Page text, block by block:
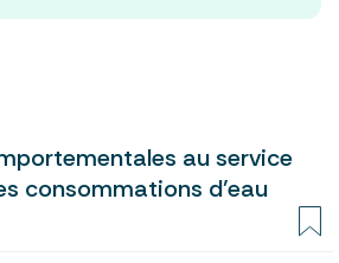
au service
consommations d’eau